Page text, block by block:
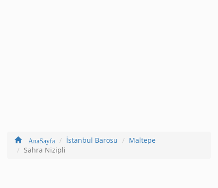
AnaSayfa İstanbul Barosu
Maltepe
Sahra Nizipli